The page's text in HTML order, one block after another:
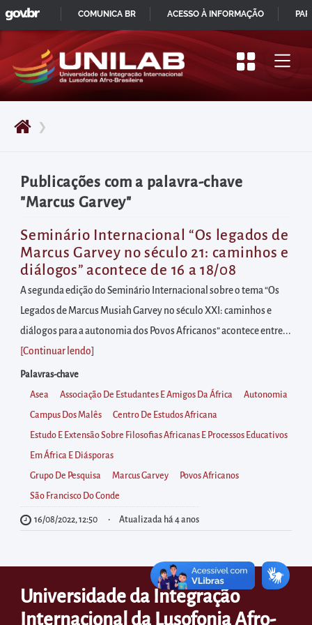
Pular
para
início
do
principal
Acessar
diretamente
o
menu
principal
Acessar
diretamente
à
área
para
realizar
buscas
internas
Acessar
diretamente
as
informações
postas
❯
Publicações com a palavra-chave
"Marcus Garvey"
Seminário Internacional “Os legados de
Marcus Garvey no século 21: caminhos e
diálogos” acontece de 16 a 18/08
A segunda edição do Seminário Internacional sobre o tema “Os
Legados de Marcus Musiah Garvey no século XXI: caminhos e
diálogos para a autonomia dos Povos Africanos” acontece entre...
[Continuar lendo
Palavras-chave
Asea Associação De Estudantes E Amigos Da África Autonomia
Campus Dos Malês Centro De Estudos Africana
Estudo E Extensão Sobre Filosofias Africanas E Processos Educativos
Em África E Diásporas
Grupo De Pesquisa Marcus Garvey Povos Africanos
São Francisco Do Conde
16/08/2022, 12:50 Atualizada há 4 anos
Universidade da Integração
Internacional da Lusofonia Afro-
IR
PARA
CONTEÚDO
GOVBR
COMUNICA BR ACESSO À INFORMAÇÃO